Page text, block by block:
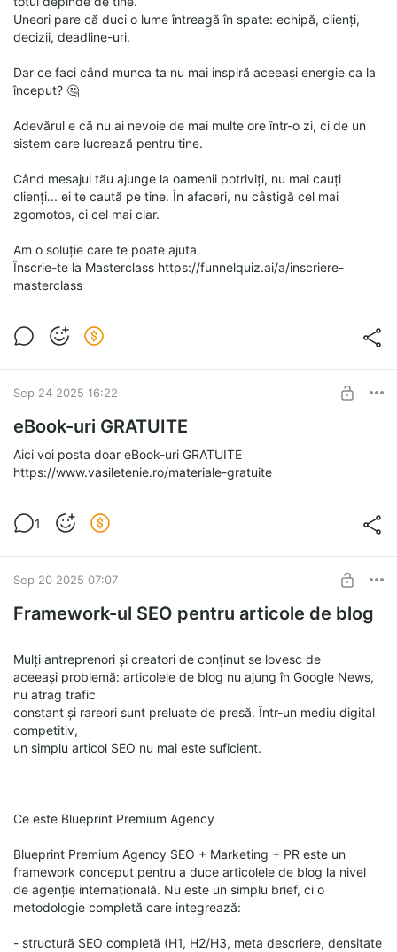
Uneori pare că duci o lume întreagă în spate: echipă, clienți,
decizii, deadline-uri.
Dar ce faci când munca ta nu mai inspiră aceeași energie ca la
început? 🤔
Adevărul e că nu ai nevoie de mai multe ore într-o zi, ci de un
sistem care lucrează pentru tine.
Când mesajul tău ajunge la oamenii potriviți, nu mai cauți
clienți... ei te caută pe tine. În afaceri, nu câștigă cel mai
zgomotos, ci cel mai clar.
Am o soluție care te poate ajuta.
Înscrie-te la Masterclass https://funnelquiz.ai/a/inscriere-
masterclass
Sep 24 2025 16:22
eBook-uri GRATUITE
Aici voi posta doar eBook-uri GRATUITE
https://www.vasiletenie.ro/materiale-gratuite
1
Sep 20 2025 07:07
Framework-ul SEO pentru articole de blog
Mulți antreprenori și creatori de conținut se lovesc de
aceeași problemă: articolele de blog nu ajung în Google News,
nu atrag trafic
constant și rareori sunt preluate de presă. Într-un mediu digital
competitiv,
un simplu articol SEO nu mai este suficient.
Ce este Blueprint Premium Agency
Blueprint Premium Agency SEO + Marketing + PR este un
framework conceput pentru a duce articolele de blog la nivel
de agenție internațională. Nu este un simplu brief, ci o
metodologie completă care integrează:
- structură SEO completă (H1, H2/H3, meta descriere, densitate